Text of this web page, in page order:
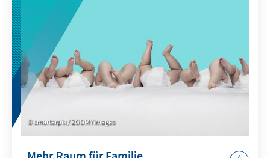
smarterpix / ZOOMYimages